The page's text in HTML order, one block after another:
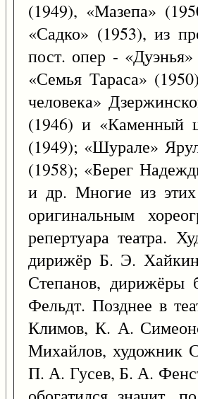
(1949), «Мазепа»
«Садко» (1953), из
пост. опер -
«Семья Тараса»
человека»
(1946) и «Каменный
(1949); «Шурале»
(1958); «Берег
и др. Многие из этих
оригинальным
репертуара театра.
дирижёр Б. Э.
Степанов,
Фельдт. Позднее в
Климов, К. А.
Михайлов, художник
П. А. Гусев, Б. А.